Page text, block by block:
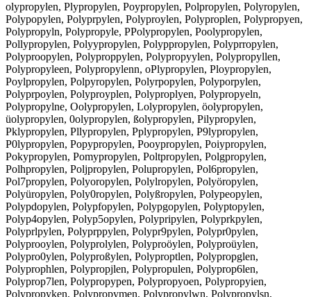
olypropylen, Plypropylen, Poypropylen, Polpropylen, Polyropylen,
Polypopylen, Polyprpylen, Polyproylen, Polyproplen, Polypropyen,
Polypropyln, Polypropyle, PPolypropylen, Poolypropylen,
Pollypropylen, Polyypropylen, Polyppropylen, Polyprropylen,
Polyproopylen, Polyproppylen, Polypropyylen, Polypropyllen,
Polypropyleen, Polypropylenn, oPlypropylen, Ploypropylen,
Poylpropylen, Polpyropylen, Polyrpopylen, Polyporpylen,
Polyprpoylen, Polyproyplen, Polyproplyen, Polypropyeln,
Polypropylne, Oolypropylen, Lolypropylen, öolypropylen,
üolypropylen, 0olypropylen, ßolypropylen, Pilypropylen,
Pklypropylen, Pllypropylen, Pplypropylen, P9lypropylen,
P0lypropylen, Popypropylen, Pooypropylen, Poiypropylen,
Pokypropylen, Pomypropylen, Poltpropylen, Polgpropylen,
Polhpropylen, Poljpropylen, Polupropylen, Pol6propylen,
Pol7propylen, Polyoropylen, Polylropylen, Polyöropylen,
Polyüropylen, Poly0ropylen, Polyßropylen, Polypeopylen,
Polypdopylen, Polypfopylen, Polypgopylen, Polyptopylen,
Polyp4opylen, Polyp5opylen, Polypripylen, Polyprkpylen,
Polyprlpylen, Polyprppylen, Polypr9pylen, Polypr0pylen,
Polyprooylen, Polyprolylen, Polyproöylen, Polyproüylen,
Polypro0ylen, Polyproßylen, Polyproptlen, Polypropglen,
Polyprophlen, Polypropjlen, Polypropulen, Polyprop6len,
Polyprop7len, Polypropypen, Polypropyoen, Polypropyien,
Polypropyken, Polypropymen, Polypropylwn, Polypropylsn,